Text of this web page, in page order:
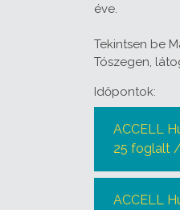
éve.
Tekintsen be
Tószegen,
Időpontok:
ACCELL
25 foglalt
ACCELL